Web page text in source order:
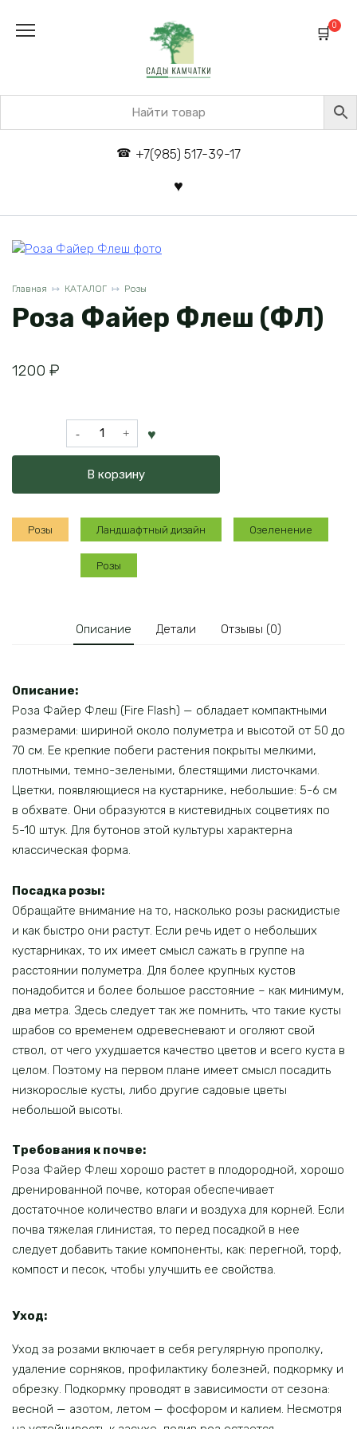
+7(985) 517-39-17
0
Главная КАТАЛОГ Розы
Роза Файер Флеш (ФЛ)
1200 ₽
Количество
товара
Файер
Флеш
(ФЛ)
В корзину
Розы Ландшафтный дизайн Озеленение
Розы
Описание Детали Отзывы (0)
Описание:
Роза Файер Флеш (Fire Flash) — обладает компактными
размерами: шириной около полуметра и высотой от 50 до
70 см. Ее крепкие побеги растения покрыты мелкими,
плотными, темно-зелеными, блестящими листочками.
Цветки, появляющиеся на кустарнике, небольшие: 5-6 см
в обхвате. Они образуются в кистевидных соцветиях по
5-10 штук. Для бутонов этой культуры характерна
классическая форма.
Посадка розы:
Обращайте внимание на то, насколько розы раскидистые
и как быстро они растут. Если речь идет о небольших
кустарниках, то их имеет смысл сажать в группе на
расстоянии полуметра. Для более крупных кустов
понадобится и более большое расстояние – как минимум,
два метра. Здесь следует так же помнить, что такие кусты
шрабов со временем одревесневают и оголяют свой
ствол, от чего ухудшается качество цветов и всего куста в
целом. Поэтому на первом плане имеет смысл посадить
низкорослые кусты, либо другие садовые цветы
небольшой высоты.
Требования к почве:
Роза Файер Флеш хорошо растет в плодородной, хорошо
дренированной почве, которая обеспечивает
достаточное количество влаги и воздуха для корней. Если
почва тяжелая глинистая, то перед посадкой в нее
следует добавить такие компоненты, как: перегной, торф,
компост и песок, чтобы улучшить ее свойства.
Уход:
Уход за розами включает в себя регулярную прополку,
удаление сорняков, профилактику болезней, подкормку и
обрезку. Подкормку проводят в зависимости от сезона:
весной — азотом, летом — фосфором и калием. Несмотря